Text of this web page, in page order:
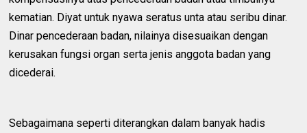
kematian. Diyat untuk nyawa seratus unta atau seribu dinar.
Dinar pencederaan badan, nilainya disesuaikan dengan
kerusakan fungsi organ serta jenis anggota badan yang
dicederai.
Sebagaimana seperti diterangkan dalam banyak hadis